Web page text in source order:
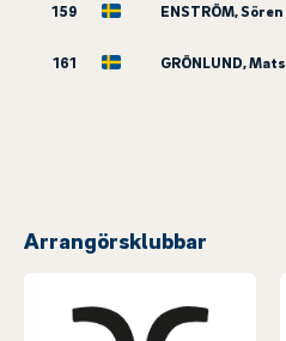
159 ENSTRÖM, Sören
161 GRÖNLUND, Mats
Arrangörsklubbar